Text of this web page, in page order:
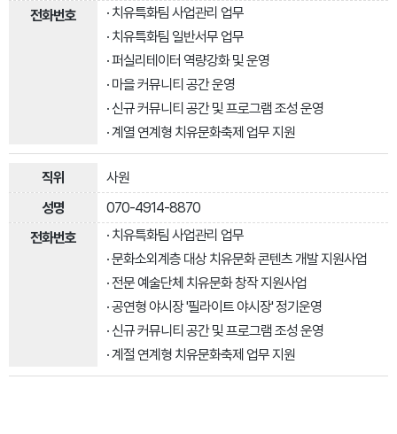
· 치유특화팀 사업관리 업무
· 치유특화팀 일반서무 업무
· 퍼실리테이터 역량강화 및 운영
· 마을 커뮤니티 공간 운영
· 신규 커뮤니티 공간 및 프로그램 조성 운영
· 계열 연계형 치유문화축제 업무 지원
사원
070-4914-8870
· 치유특화팀 사업관리 업무
· 문화소외계층 대상 치유문화 콘텐츠 개발 지원사업
· 전문 예술단체 치유문화 창작 지원사업
· 공연형 야시장 '필라이트 야시장' 정기운영
· 신규 커뮤니티 공간 및 프로그램 조성 운영
· 계절 연계형 치유문화축제 업무 지원